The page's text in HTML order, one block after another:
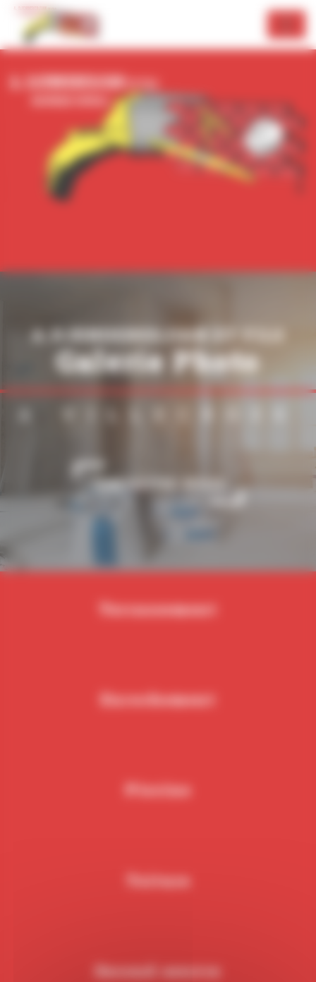
A.DJENDEREDJIAN ET FILS
Galerie Photo
CONTACTEZ-NOUS
Terrassement
Enrochement
Piscine
Toiture
Second oeuvre
Panneau de gestion des cookies